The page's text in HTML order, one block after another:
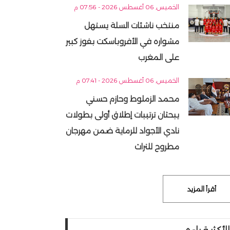
الخميس, 06 أغسطس 2026 - 07:56 م
منتخب ناشئات السلة يستهل
مشواره في الأفروباسكت بفوز كبير
على المغرب
الخميس, 06 أغسطس 2026 - 07:41 م
محمد الزملوط وحازم حسني
يبحثان ترتيبات إطلاق أولى بطولات
نادي الأجواد للرماية ضمن مهرجان
مطروح للتراث
أقرأ المزيد